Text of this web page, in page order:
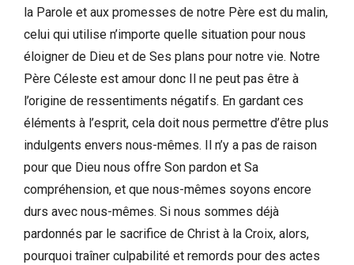
la Parole et aux promesses de notre Père est du malin,
celui qui utilise n’importe quelle situation pour nous
éloigner de Dieu et de Ses plans pour notre vie. Notre
Père Céleste est amour donc Il ne peut pas être à
l’origine de ressentiments négatifs. En gardant ces
éléments à l’esprit, cela doit nous permettre d’être plus
indulgents envers nous-mêmes. Il n’y a pas de raison
pour que Dieu nous offre Son pardon et Sa
compréhension, et que nous-mêmes soyons encore
durs avec nous-mêmes. Si nous sommes déjà
pardonnés par le sacrifice de Christ à la Croix, alors,
pourquoi traîner culpabilité et remords pour des actes